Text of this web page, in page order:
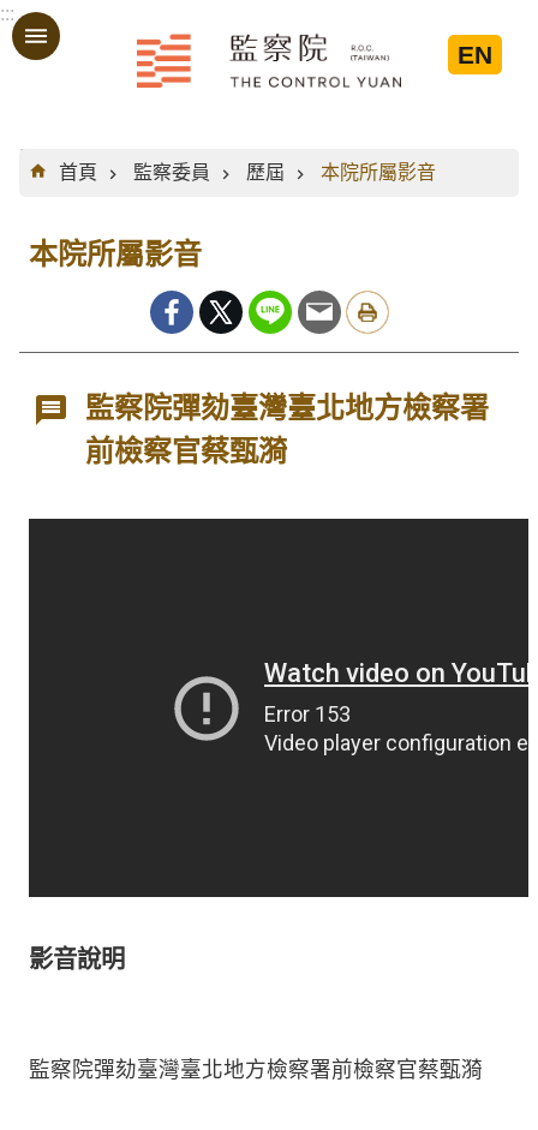
跳到主要內容區塊
:::
EN
:::
首頁
監察委員 歷屆 本院所屬影音
本院所屬影音
監察院彈劾臺灣臺北地方檢察署
前檢察官蔡甄漪
影音說明
監察院彈劾臺灣臺北地方檢察署前檢察官蔡甄漪